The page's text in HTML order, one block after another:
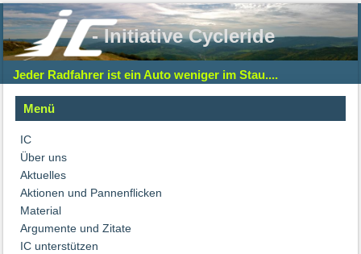
- Initiative Cycleride
Jeder Radfahrer ist ein Auto weniger im Stau....
Menü
IC
Über uns
Aktuelles
Aktionen und Pannenflicken
Material
Argumente und Zitate
IC unterstützen